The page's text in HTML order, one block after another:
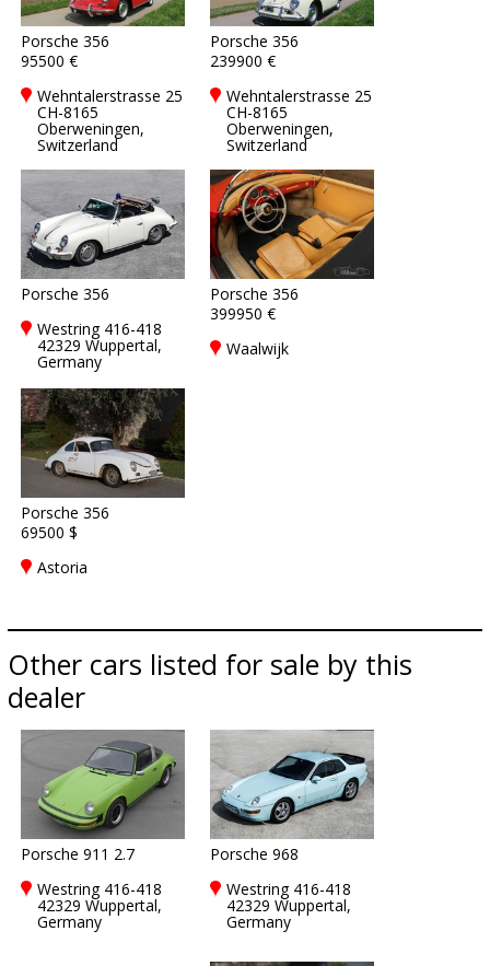
Porsche 356
95500 €
Wehntalerstrasse 25
CH-8165
Oberweningen,
Switzerland
Porsche 356
239900 €
Wehntalerstrasse 25
CH-8165
Oberweningen,
Switzerland
Porsche 356
Westring 416-418
42329 Wuppertal,
Germany
Porsche 356
399950 €
Waalwijk
Porsche 356
69500 $
Astoria
Other cars listed for sale by this
dealer
Porsche 911 2.7
Westring 416-418
42329 Wuppertal,
Germany
Porsche 968
Westring 416-418
42329 Wuppertal,
Germany